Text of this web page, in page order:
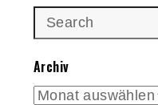
Archiv
Archiv